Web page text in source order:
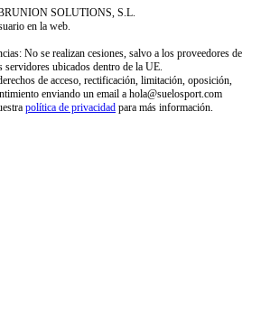
BRUNION SOLUTIONS, S.L.
en la web.
No se realizan cesiones, salvo a los proveedores de
servidores ubicados dentro de la UE.
de acceso, rectificación, limitación, oposición,
enviando un email a hola@suelosport.com
política de privacidad para más información.